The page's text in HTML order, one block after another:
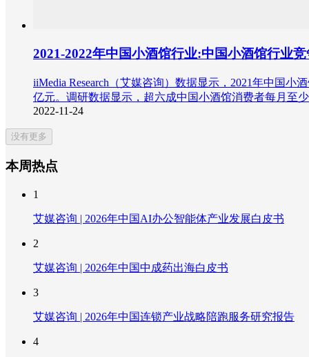
2021-2022年中国小酒馆行业:中国小酒馆行业
iiMedia Research（艾媒咨询）数据显示，2021年中国
亿元。调研数据显示，超六成中国小酒馆消费者每月至
2022-11-24
没有更多
本周热点
1
艾媒咨询 | 2026年中国AI办公智能体产业发展白皮书
2
艾媒咨询 | 2026年中国中成药出海白皮书
3
艾媒咨询 | 2026年中国连锁产业战略陪跑服务研究报告
4